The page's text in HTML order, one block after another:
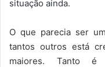
situação ainda.
O que parecia ser
tantos outros está
maiores. Tanto